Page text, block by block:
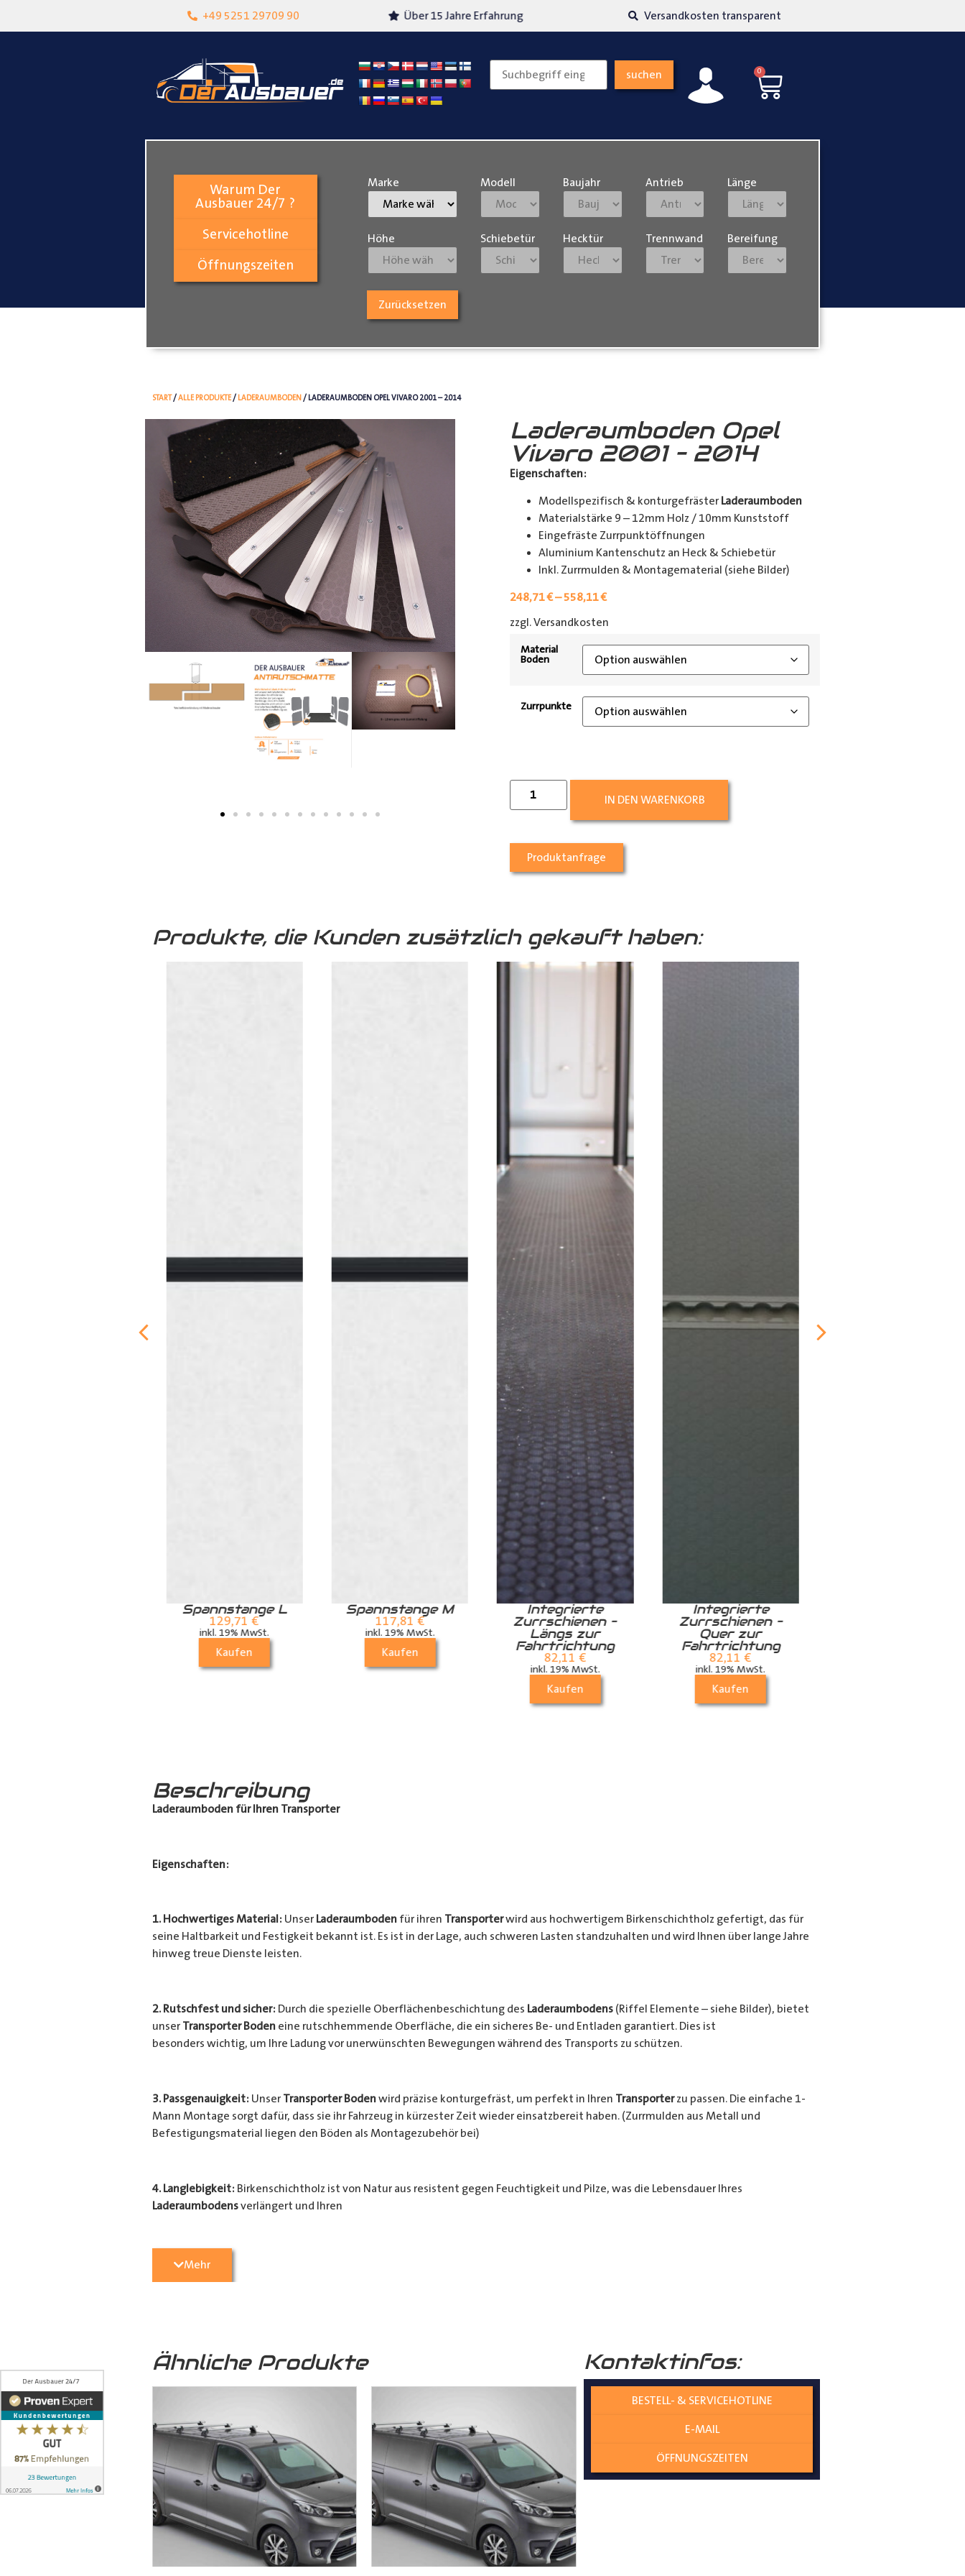
+49 5251 29709 90
Lokalgeschäft in Paderborn Über 15 Jahre Erfahrung Versandkosten transparent
suchen 0
Warum Der
Ausbauer 24/7 ?
Servicehotline
Öffnungszeiten
Marke Modell Baujahr Antrieb Länge
Höhe Schiebetür Hecktür Trennwand Bereifung
Zurücksetzen
START/ALLE PRODUKTE/ LADERAUMBODEN / LADERAUMBODEN OPEL VIVARO 2001 – 2014
Laderaumboden Opel
Vivaro 2001 – 2014
Eigenschaften:
Modellspezifisch & konturgefräster Laderaumboden
Materialstärke 9 – 12mm Holz / 10mm Kunststoff
Eingefräste Zurrpunktöffnungen
Aluminium Kantenschutz an Heck & Schiebetür
Inkl. Zurrmulden & Montagematerial (siehe Bilder)
248,71€–558,11€
zzgl. Versandkosten
Material
Boden
Zurrpunkte
IN DEN WARENKORB
Produktanfrage
Produkte, die Kunden zusätzlich gekauft haben:
Spannstange L
129,71€
inkl. 19% MwSt.
Kaufen
Spannstange M
117,81 €
inkl. 19% MwSt.
Kaufen
Integrierte
Zurrschienen –
Längs zur
Fahrtrichtung
82,11 €
inkl. 19% MwSt.
Kaufen
Integrierte
Zurrschienen –
Quer zur
Fahrtrichtung
82,11 €
inkl. 19% MwSt.
Kaufen
Beschreibung
Laderaumboden für Ihren Transporter
Eigenschaften:
1. Hochwertiges Material: Unser Laderaumbodenfür ihren Transporterwird aus hochwertigem Birkenschichtholz gefertigt, das für
seine Haltbarkeit und Festigkeit bekannt ist. Es ist in der Lage, auch schweren Lasten standzuhalten und wird Ihnen über lange Jahre
hinweg treue Dienste leisten.
2. Rutschfest und sicher: Durch die spezielle Oberflächenbeschichtung des Laderaumbodens(Riffel Elemente – siehe Bilder), bietet
unser Transporter Bodeneine rutschhemmende Oberfläche, die ein sicheres Be- und Entladen garantiert. Dies ist
besonders wichtig, um Ihre Ladung vor unerwünschten Bewegungen während des Transports zu schützen.
3. Passgenauigkeit: Unser Transporter Bodenwird präzise konturgefräst, um perfekt in Ihren Transporterzu passen. Die einfache 1-
Mann Montage sorgt dafür, dass sie ihr Fahrzeug in kürzester Zeit wieder einsatzbereit haben. (Zurrmulden aus Metall und
Befestigungsmaterial liegen den Böden als Montagezubehör bei)
4. Langlebigkeit: Birkenschichtholz ist von Natur aus resistent gegen Feuchtigkeit und Pilze, was die Lebensdauer Ihres
Laderaumbodensverlängert und Ihren
geschützt.
Das von uns verwendete Holz stammt aus nachhaltiger Forstwirtschaft, was nicht nur die Umwelt schützt,
7. Formschlüssige Verbindung:Die Wechselfalzverbindung ist so konstruiert, dass die einzelnen Holzplatten perfekt
ineinandergreifen und mittels Madenschrauben miteinander imLaderaumverschraubt werden. Dies gewährleistet eine
formschlüssige Verbindung, bei der die Platten präzise und ohne Spiel zusammenpassen und keine Übergangskanten entstehen
können, auch auf längere Zeit nicht. Dadurch gewährleisten wir, dass der Laderaumboden konturgenau und mit kaum Spiel zwischen
dem Boden und der seitlichen Karosserie gefertigt wird – kein Dreck und kein Rost!
Mehr
Ähnliche Produkte Kontaktinfos:
BESTELL- & SERVICEHOTLINE
E-MAIL
ÖFFNUNGSZEITEN